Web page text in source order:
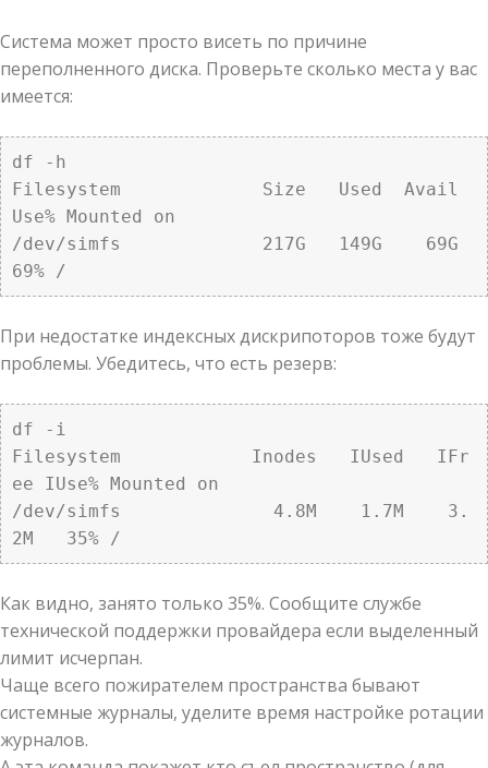
Система может просто висеть по причине
переполненного диска. Проверьте сколько места у вас
имеется:
df -h
Filesystem             Size   Used  Avail
Use% Mounted on
/dev/simfs             217G   149G    69G
69% /
При недостатке индексных дискрипоторов тоже будут
проблемы. Убедитесь, что есть резерв:
df -i
Filesystem            Inodes   IUsed   IFr
ee IUse% Mounted on
/dev/simfs              4.8M    1.7M    3.
2M   35% /
Как видно, занято только 35%. Сообщите службе
технической поддержки провайдера если выделенный
лимит исчерпан.
Чаще всего пожирателем пространства бывают
системные журналы, уделите время настройке ротации
журналов.